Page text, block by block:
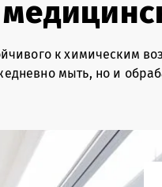
к химическим
мыть, но и